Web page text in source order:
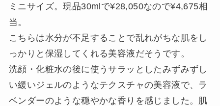
ミニサイズ。現品30mlで¥28,050なので¥4,675相
当。
こちらは水分が不足することで乱れがちな肌をし
っかりと保湿してくれる美容液だそうです。
洗顔・化粧水の後に使うサラッとしたみずみずし
い緩いジェルのようなテクスチャの美容液で、ラ
ベンダーのような穏やかな香りを感じました。肌